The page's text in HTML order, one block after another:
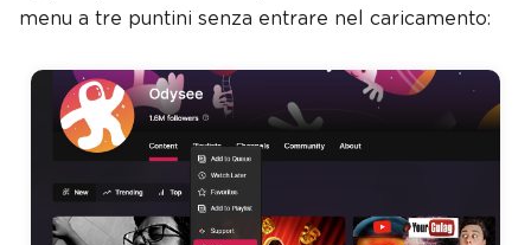
menu a tre puntini senza entrare nel caricamento: